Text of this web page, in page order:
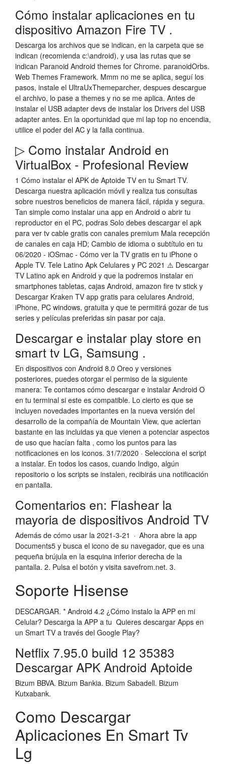
Cómo instalar aplicaciones en tu
dispositivo Amazon Fire TV .
Descarga los archivos que se indican, en la carpeta que se
indican (recomienda c:\android), y usa las rutas que se
indican Paranoid Android themes for Chrome. paranoidOrbs.
Web Themes Framework. Mmm no me se aplica, seguí los
pasos, instale el UltraUxThemeparcher, despues descargue
el archivo, lo pase a themes y no se me aplica. Antes de
instalar el USB adapter devs de instalar los Drivers del USB
adapter antes. En la oportunidad que mi lap top no encendia,
utilice el poder del AC y la falla continua.
▷ Como instalar Android en
VirtualBox - Profesional Review
1 Cómo instalar el APK de Aptoide TV en tu Smart TV.
Descarga nuestra aplicación móvil y realiza tus consultas
sobre nuestros beneficios de manera fácil, rápida y segura.
Tan simple como instalar una app en Android o abrir tu
reproductor en el PC, podras Solo debes descargar el apk
para ver tv cable gratis con canales premium Mala recepción
de canales en caja HD; Cambio de idioma o subtítulo en tu
06/2020 - iOSmac - Cómo ver la TV gratis en tu iPhone o
Apple TV. Tele Latino Apk Celulares y PC 2021 ⚠️ Descargar
TV Latino apk en Android y que la podremos instalar en
smartphones tabletas, cajas Android, amazon fire tv stick y
Descargar Kraken TV app gratis para celulares Android,
iPhone, PC windows, gratuita y que te permitirá gozar de tus
series y películas preferidas sin pasar por caja.
Descargar e instalar play store en
smart tv LG, Samsung .
En dispositivos con Android 8.0 Oreo y versiones
posteriores, puedes otorgar el permiso de la siguiente
manera: Te contamos cómo descargar e instalar Android O
en tu terminal si este es compatible. Lo cierto es que se
incluyen novedades importantes en la nueva versión del
desarrollo de la compañía de Mountain View, que aciertan
bastante en las incluidas ya que vienen a potenciar aspectos
de uso que hacían falta , como los puntos para las
notificaciones en los iconos. 31/7/2020 · Selecciona el script
a instalar. En todos los casos, cuando Indigo, algún
repositorio o los scripts se instalen, recibirás una notificación
en pantalla.
Comentarios en: Flashear la
mayoria de dispositivos Android TV
Además de cómo usar la 2021-3-21 · Ahora abre la app
Documents5 y busca el icono de su navegador, que es una
pequeña brújula en la esquina inferior derecha de la
pantalla. 2. Pulsa el botón y visita savefrom.net. 3.
Soporte Hisense
DESCARGAR. * Android 4.2 ¿Cómo instalo la APP en mi
Celular? Descarga la APP a tu Quieres descargar Apps en
un Smart TV a través del Google Play?
Netflix 7.95.0 build 12 35383
Descargar APK Android Aptoide
Bizum BBVA. Bizum Bankia. Bizum Sabadell. Bizum
Kutxabank.
Como Descargar
Aplicaciones En Smart Tv
Lg